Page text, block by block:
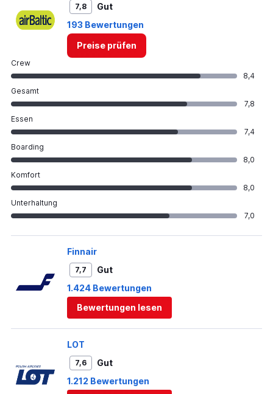
450.
7,8
Gut
193 Bewertungen
Preise prüfen
Crew
8,4
Gesamt
7,8
Essen
7,4
Boarding
8,0
Komfort
8,0
Unterhaltung
7,0
Finnair
7,7
Gut
1.424 Bewertungen
Bewertungen lesen
LOT
7,6
Gut
1.212 Bewertungen